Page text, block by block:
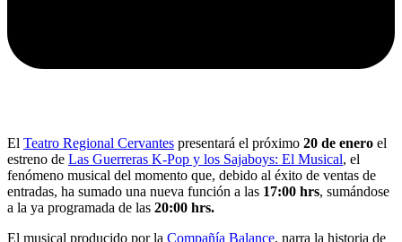
El Teatro Regional Cervantes presentará el próximo 20 de enero el
estreno de Las Guerreras K-Pop y los Sajaboys: El Musical, el
fenómeno musical del momento que, debido al éxito de ventas de
entradas, ha sumado una nueva función a las 17:00 hrs, sumándose
a la ya programada de las 20:00 hrs.
El musical producido por la Compañía Balance, narra la historia de